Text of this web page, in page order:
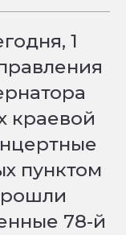
1
краевой
пунктом
78-й